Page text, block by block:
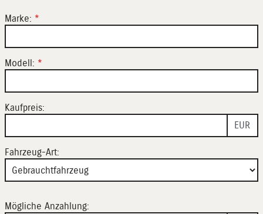
Marke: *
Modell: *
Kaufpreis:
EUR
Fahrzeug-Art:
Mögliche Anzahlung: